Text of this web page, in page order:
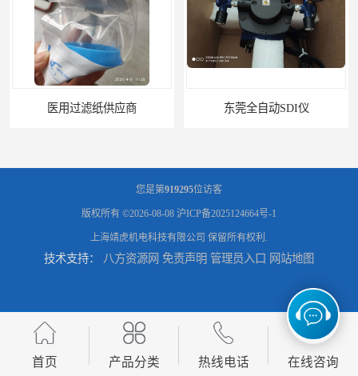
医用过滤纸供应商 东莞全自动SDI仪
石家庄污染指数SDI仪 智能二氧化硫污染指数测定仪规格
您是第919295位访客
版权所有 ©2026-08-08 沪ICP备2025124664号-1
上海靖虎机电科技有限公司 保留所有权利.
技术支持： 八方资源网 免责声明 管理员入口 网站地图
首页 产品分类 热线电话 在线咨询